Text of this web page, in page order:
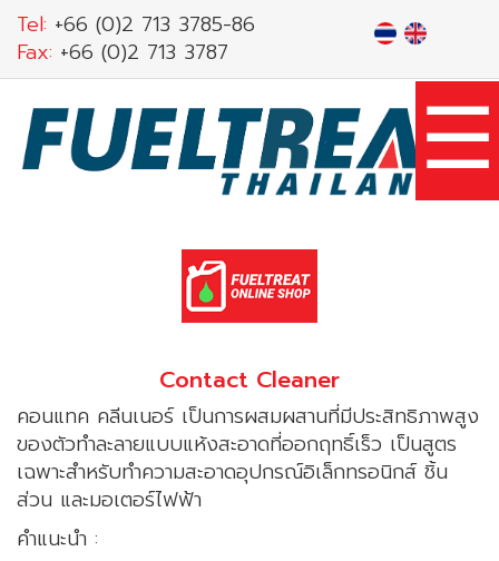
Skip
to
main
Tel: +66 (0)2 713 3785-86
Fax: +66 (0)2 713 3787
☰
Contact Cleaner
คอนแทค คลีนเนอร์ เป็นการผสมผสานที่มีประสิทธิภาพสูง
ของตัวทำละลายแบบแห้งสะอาดที่ออกฤทธิ์เร็ว เป็นสูตร
เฉพาะสำหรับทำความสะอาดอุปกรณ์อิเล็กทรอนิกส์ ชิ้น
ส่วน และมอเตอร์ไฟฟ้า
คำแนะนำ :